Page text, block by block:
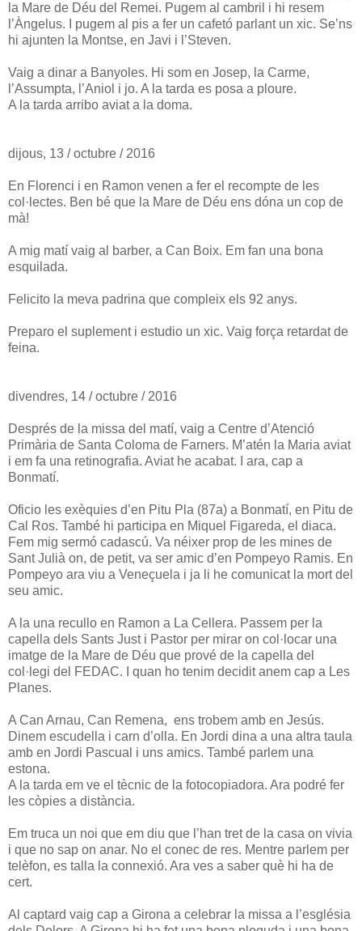
la Mare de Déu del Remei. Pugem al cambril i hi resem
l’Àngelus. I pugem al pis a fer un cafetó parlant un xic. Se’ns
hi ajunten la Montse, en Javi i l’Steven.
Vaig a dinar a Banyoles. Hi som en Josep, la Carme,
l’Assumpta, l’Aniol i jo. A la tarda es posa a ploure.
A la tarda arribo aviat a la doma.
dijous, 13 / octubre / 2016
En Florenci i en Ramon venen a fer el recompte de les
col·lectes. Ben bé que la Mare de Déu ens dóna un cop de
mà!
A mig matí vaig al barber, a Can Boix. Em fan una bona
esquilada.
Felicito la meva padrina que compleix els 92 anys.
Preparo el suplement i estudio un xic. Vaig força retardat de
feina.
divendres, 14 / octubre / 2016
Després de la missa del matí, vaig a Centre d’Atenció
Primària de Santa Coloma de Farners. M’atén la Maria aviat
i em fa una retinografia. Aviat he acabat. I ara, cap a
Bonmatí.
Oficio les exèquies d’en Pitu Pla (87a) a Bonmatí, en Pitu de
Cal Ros. També hi participa en Miquel Figareda, el diaca.
Fem mig sermó cadascú. Va néixer prop de les mines de
Sant Julià on, de petit, va ser amic d’en Pompeyo Ramis. En
Pompeyo ara viu a Veneçuela i ja li he comunicat la mort del
seu amic.
A la una recullo en Ramon a La Cellera. Passem per la
capella dels Sants Just i Pastor per mirar on col·locar una
imatge de la Mare de Déu que prové de la capella del
col·legi del FEDAC. I quan ho tenim decidit anem cap a Les
Planes.
A Can Arnau, Can Remena, ens trobem amb en Jesús.
Dinem escudella i carn d’olla. En Jordi dina a una altra taula
amb en Jordi Pascual i uns amics. També parlem una
estona.
A la tarda em ve el tècnic de la fotocopiadora. Ara podré fer
les còpies a distància.
Em truca un noi que em diu que l’han tret de la casa on vivia
i que no sap on anar. No el conec de res. Mentre parlem per
telèfon, es talla la connexió. Ara ves a saber què hi ha de
cert.
Al captard vaig cap a Girona a celebrar la missa a l’església